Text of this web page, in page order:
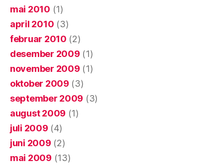
mai 2010 (1)
april 2010 (3)
februar 2010 (2)
desember 2009 (1)
november 2009 (1)
oktober 2009 (3)
september 2009 (3)
august 2009 (1)
juli 2009 (4)
juni 2009 (2)
mai 2009 (13)